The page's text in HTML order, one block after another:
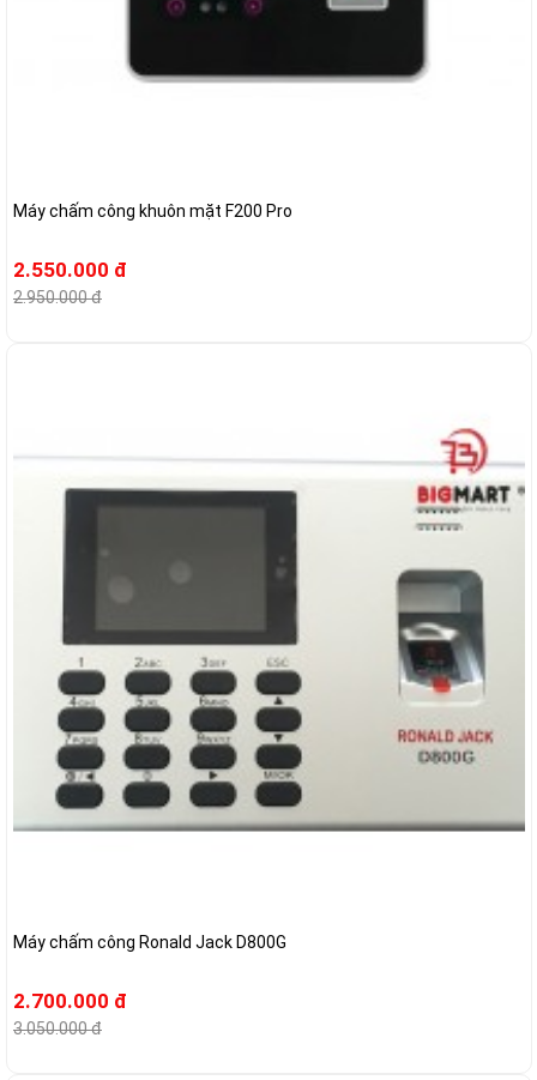
Máy chấm công khuôn mặt F200 Pro
2.550.000 đ
2.950.000 đ
Máy chấm công Ronald Jack D800G
2.700.000 đ
3.050.000 đ